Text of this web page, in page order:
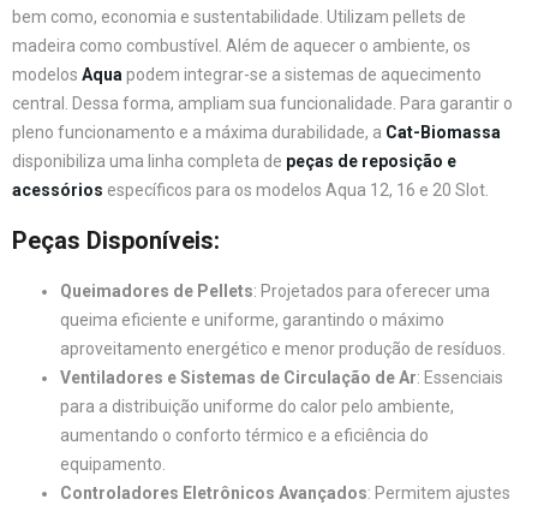
bem como, economia e sustentabilidade. Utilizam pellets de
madeira como combustível. Além de aquecer o ambiente, os
modelos Aquapodem integrar-se a sistemas de aquecimento
central. Dessa forma, ampliam sua funcionalidade. Para garantir o
pleno funcionamento e a máxima durabilidade, a Cat-Biomassa
disponibiliza uma linha completa de peças de reposição e
acessórios específicos para os modelos Aqua 12, 16 e 20 Slot.
Peças Disponíveis:
Queimadores de Pellets: Projetados para oferecer uma
queima eficiente e uniforme, garantindo o máximo
aproveitamento energético e menor produção de resíduos.
Ventiladores e Sistemas de Circulação de Ar: Essenciais
para a distribuição uniforme do calor pelo ambiente,
aumentando o conforto térmico e a eficiência do
equipamento.
Controladores Eletrônicos Avançados: Permitem ajustes